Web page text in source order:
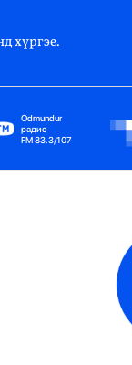
хүргэе.
Odmundur
радио
FM 83.3/107
Гадаад
Элчин Сайд